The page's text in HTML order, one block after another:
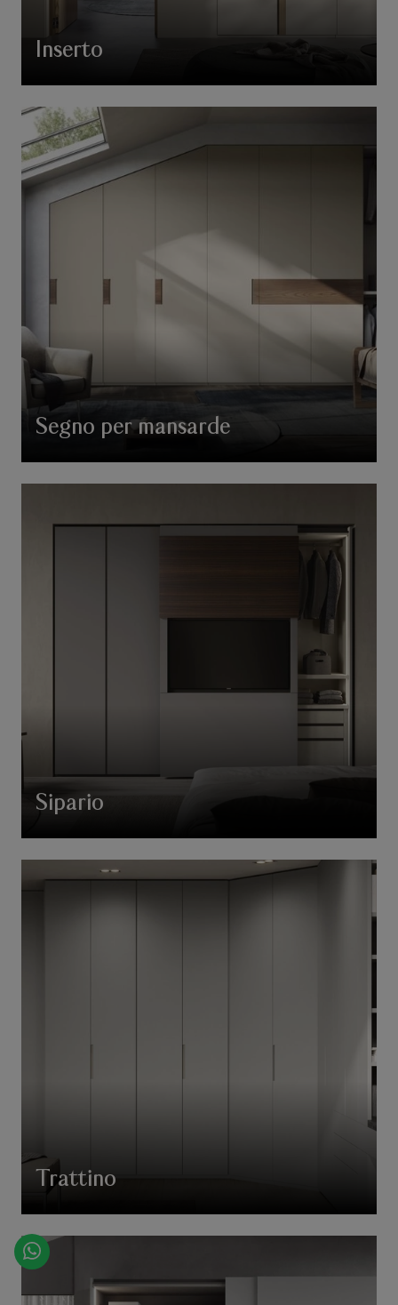
Inserto
Segno per mansarde
Sipario
Trattino